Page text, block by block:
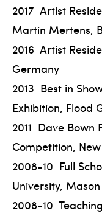
2017 Artist
Martin Mertens,
2016 Artist
Germany
2013 Best in
Exhibition, Flood
2011 Dave Bown
Competition, New
2008-10 Full
University,
2008-10